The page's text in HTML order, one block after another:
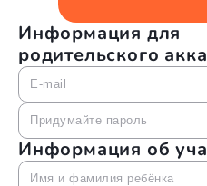
Информация для
родительского
E-mail
Придумайте пароль
Информация об
Имя и фамилия ребёнка